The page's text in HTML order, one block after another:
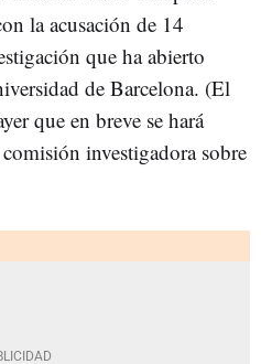
la acusación de 14
que ha abierto
de Barcelona. (El
que en breve se hará
investigadora sobre